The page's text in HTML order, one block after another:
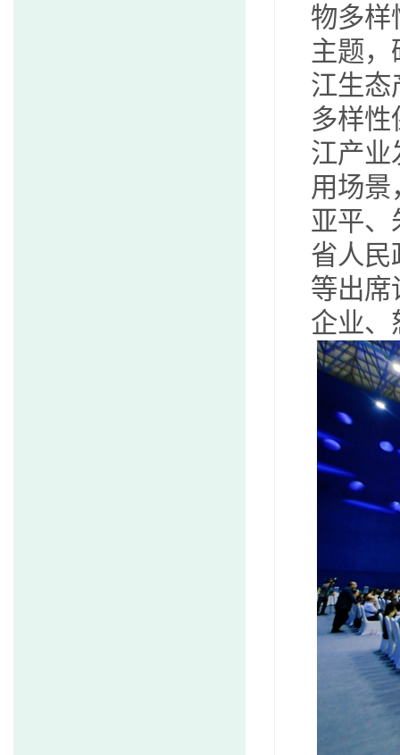
物多样
主题，
江生态
多样性
江产业
用场景
亚平、
省人民
等出席
企业、